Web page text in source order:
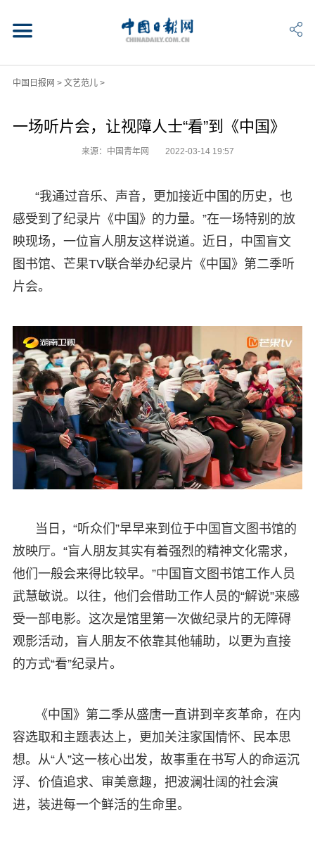
中国日报网 > 文艺范儿>
一场听片会，让视障人士“看”到《中国》
来源：中国青年网 2022-03-14 19:57
“我通过音乐、声音，更加接近中国的历史，也
感受到了纪录片《中国》的力量。”在一场特别的放
映现场，一位盲人朋友这样说道。近日，中国盲文
图书馆、芒果TV联合举办纪录片《中国》第二季听
片会。
当日，“听众们”早早来到位于中国盲文图书馆的
放映厅。“盲人朋友其实有着强烈的精神文化需求，
他们一般会来得比较早。”中国盲文图书馆工作人员
武慧敏说。以往，他们会借助工作人员的“解说”来感
受一部电影。这次是馆里第一次做纪录片的无障碍
观影活动，盲人朋友不依靠其他辅助，以更为直接
的方式“看”纪录片。
《中国》第二季从盛唐一直讲到辛亥革命，在内
容选取和主题表达上，更加关注家国情怀、民本思
想。从“人”这一核心出发，故事重在书写人的命运沉
浮、价值追求、审美意趣，把波澜壮阔的社会演
进，装进每一个鲜活的生命里。